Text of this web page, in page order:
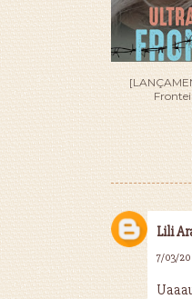
Lili
7/03/